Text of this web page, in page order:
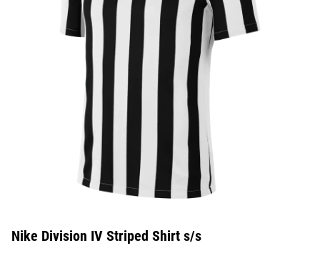
Nike Division IV Striped Shirt s/s